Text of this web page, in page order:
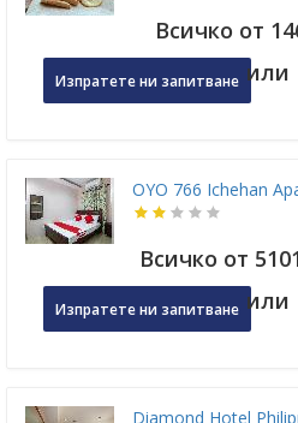
Всичко от
Изпратете ни запитване или
OYO 766 Ichehan
Всичко от
Изпратете ни запитване или
Diamond Hotel